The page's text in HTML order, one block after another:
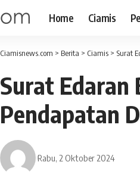
Home Ciamis
Ciamisnews.com > Berita > Ciamis > Surat
Surat Edaran
Pendapatan
Rabu, 2 Oktober 2024